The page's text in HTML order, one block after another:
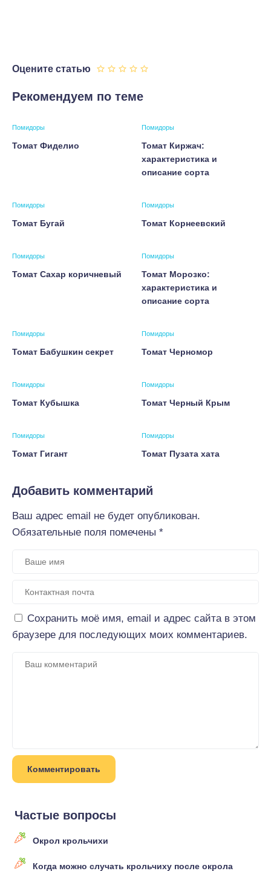
Оцените статью
Рекомендуем по теме
Помидоры
Томат Фиделио
Помидоры
Томат Киржач:
характеристика и
описание сорта
Помидоры
Томат Бугай
Помидоры
Томат Корнеевский
Помидоры
Томат Сахар коричневый
Помидоры
Томат Морозко:
характеристика и
описание сорта
Помидоры
Томат Бабушкин секрет
Помидоры
Томат Черномор
Помидоры
Томат Кубышка
Помидоры
Томат Черный Крым
Помидоры
Томат Гигант
Помидоры
Томат Пузата хата
Добавить комментарий
Ваш адрес email не будет опубликован.
Обязательные поля помечены *
Сохранить моё имя, email и адрес сайта в этом
браузере для последующих моих комментариев.
Частые вопросы
Окрол крольчихи
Когда можно случать крольчиху после окрола